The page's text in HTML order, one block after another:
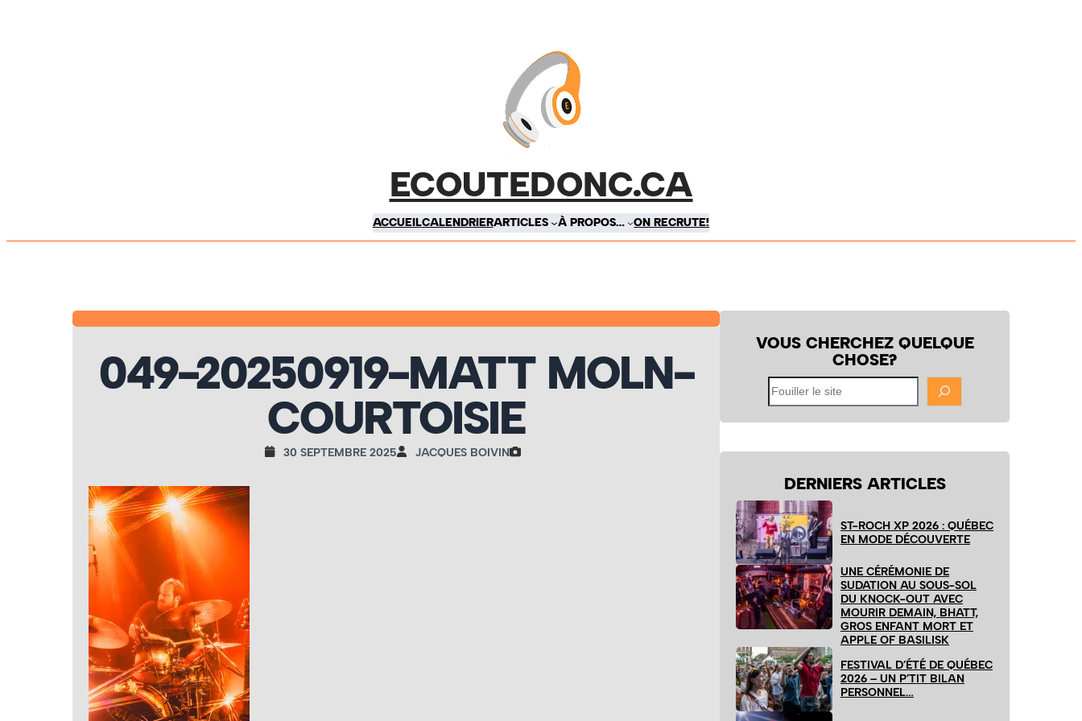
ECOUTEDONC.CA
ACCUEILCALENDRIERARTICLES À PROPOS… ON RECRUTE!
049-20250919-MATT MOLN-
COURTOISIE
30 SEPTEMBRE 2025 JACQUES BOIVIN
VOUS CHERCHEZ QUELQUE
CHOSE?
Fouiller
le
site
DERNIERS ARTICLES
ST-ROCH XP 2026 : QUÉBEC
EN MODE DÉCOUVERTE
UNE CÉRÉMONIE DE
SUDATION AU SOUS-SOL
DU KNOCK-OUT AVEC
MOURIR DEMAIN, BHATT,
GROS ENFANT MORT ET
APPLE OF BASILISK
FESTIVAL D’ÉTÉ DE QUÉBEC
2026 – UN P’TIT BILAN
PERSONNEL…